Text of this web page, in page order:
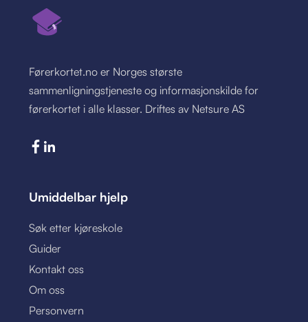
Førerkortet.no er Norges største
sammenligningstjeneste og informasjonskilde for
førerkortet i alle klasser. Driftes av Netsure AS
Umiddelbar hjelp
Søk etter kjøreskole
Guider
Kontakt oss
Om oss
Personvern